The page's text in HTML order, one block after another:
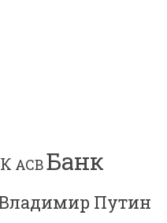
АСВБанк
Путин